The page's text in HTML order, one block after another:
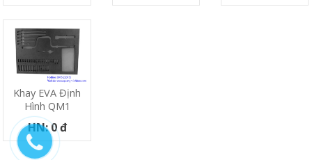
Khay EVA Định
Hình QM1
HN: 0 đ